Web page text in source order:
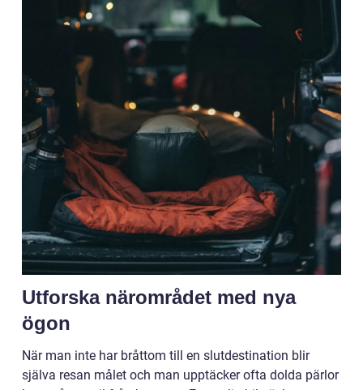
Utforska närområdet med nya
ögon
När man inte har bråttom till en slutdestination blir
själva resan målet och man upptäcker ofta dolda pärlor